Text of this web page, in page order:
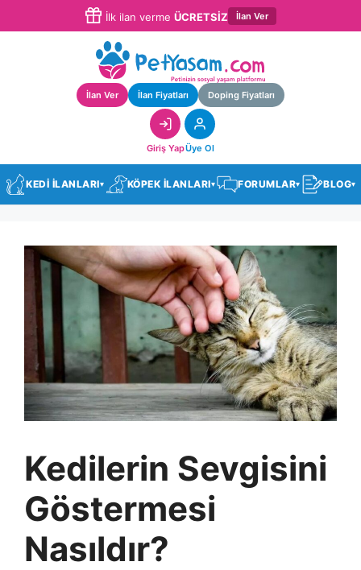
İlk ilan verme ÜCRETSİZ İlan Ver
İlan Ver İlan Fiyatları Doping Fiyatları
Giriş YapÜye Ol
KEDİ İLANLARI▾ KÖPEK İLANLARI▾ FORUMLAR▾ BLOG▾
Kedilerin Sevgisini
Göstermesi
Nasıldır?